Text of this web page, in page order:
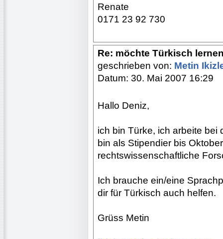
Renate
0171 23 92 730
Re: möchte Türkisch
geschrieben von: Metin
Datum: 30. Mai 2007 16:29
Hallo Deniz,
ich bin Türke, ich arbeite bei
bin als Stipendier bis
rechtswissenschaftliche
Ich brauche ein/eine
dir für Türkisch auch helfen.
Grüss Metin